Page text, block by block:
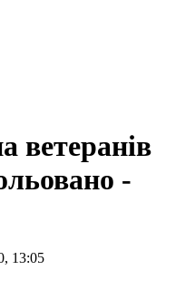
ветеранів
-
13:05